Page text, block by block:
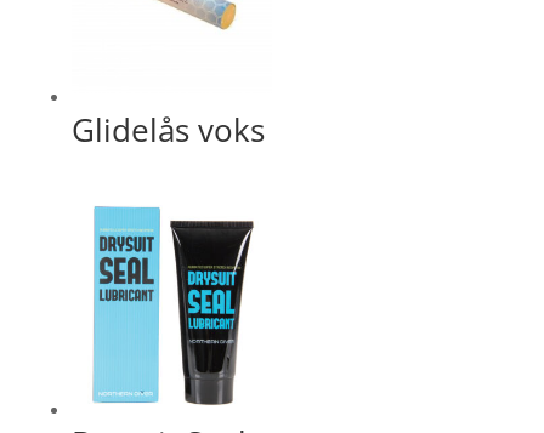
Glidelås voks